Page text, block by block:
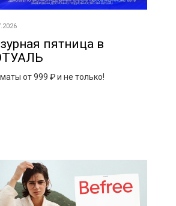
пятница в
от 999 ₽ и не только!